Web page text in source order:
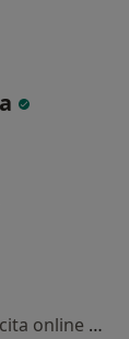
Este especialista no ofrece reserva de cita online en esta dirección.